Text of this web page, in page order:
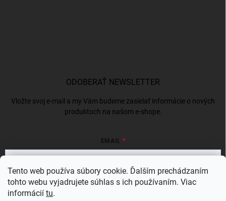
Tento web používa súbory cookie. Ďalším prechádzaním
tohto webu vyjadrujete súhlas s ich používaním. Viac
informácií tu.
ODOBERAŤ NEWSLETTER
Vložte svoj e-mail a my Vám budeme zasielať informácie o nových
produktoch na našom e-shope.
EMAIL
Vložením e-mailu súhlasíte s